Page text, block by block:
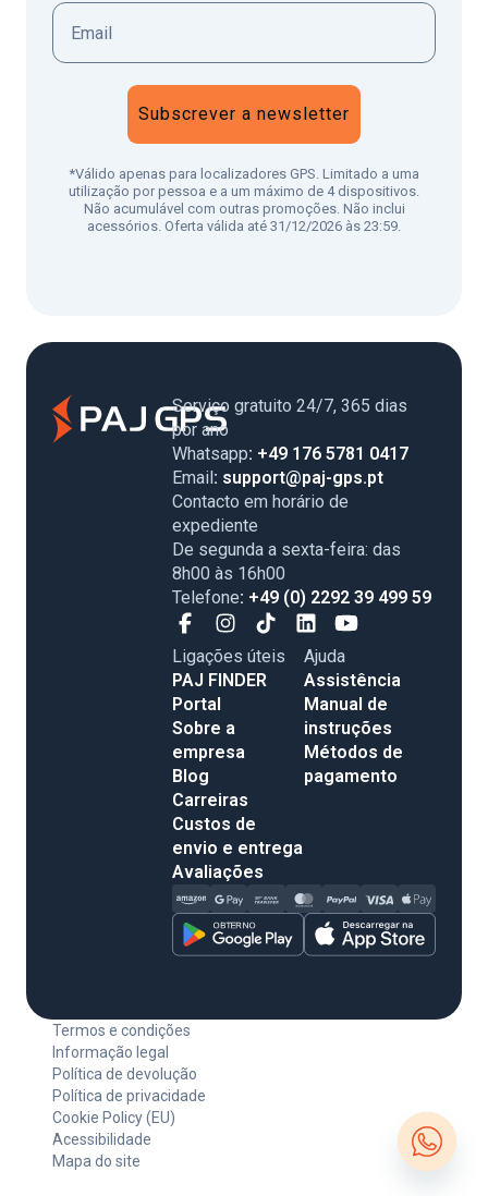
Subscrever a newsletter
*Válido apenas para localizadores GPS. Limitado a uma
utilização por pessoa e a um máximo de 4 dispositivos.
Não acumulável com outras promoções. Não inclui
acessórios. Oferta válida até 31/12/2026 às 23:59.
Serviço gratuito 24/7, 365 dias
por ano
Whatsapp: +49 176 5781 0417
Email: support@paj-gps.pt
Contacto em horário de
expediente
De segunda a sexta-feira: das
8h00 às 16h00
Telefone: +49 (0) 2292 39 499 59
Ligações úteis
PAJ FINDER
Portal
Sobre a
empresa
Blog
Carreiras
Custos de
envio e entrega
Avaliações
Ajuda
Assistência
Manual de
instruções
Métodos de
pagamento
Termos e condições
Informação legal
Política de devolução
Política de privacidade
Cookie Policy (EU)
Acessibilidade
Mapa do site